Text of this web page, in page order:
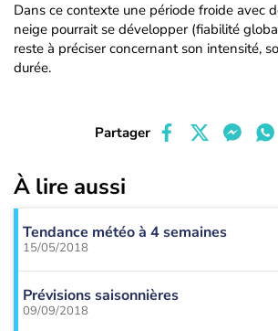
Dans ce contexte une période froide avec
neige pourrait se développer (fiabilité
reste à préciser concernant son intensité,
durée.
Partager
À lire aussi
Tendance météo à 4 semaines
15/05/2018
Prévisions saisonnières
09/09/2018